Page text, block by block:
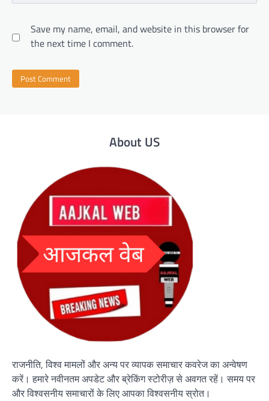
Save my name, email, and website in this browser for
the next time I comment.
About US
राजनीति, विश्व मामलों और अन्य पर व्यापक समाचार कवरेज का अन्वेषण
करें। हमारे नवीनतम अपडेट और ब्रेकिंग स्टोरीज़ से अवगत रहें। समय पर
और विश्वसनीय समाचारों के लिए आपका विश्वसनीय स्रोत।